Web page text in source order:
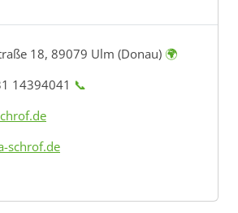
18, 89079 Ulm (Donau) 🌍
14394041 📞
schrof.de